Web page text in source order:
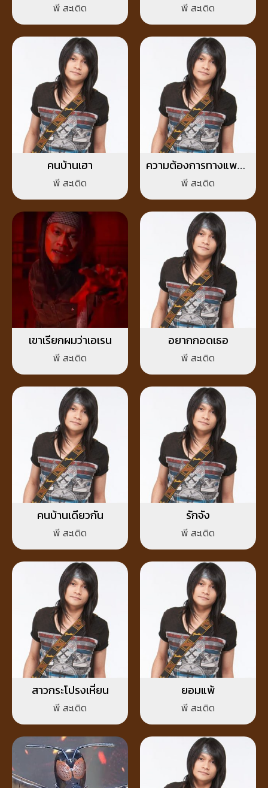
พี สะเดิด พี สะเดิด
คนบ้านเฮา
พี สะเดิด
ความต้องการทางแพทย์
สูง
พี สะเดิด
เขาเรียกผมว่าเอเรน
พี สะเดิด
อยากกอดเธอ
พี สะเดิด
คนบ้านเดียวกัน
พี สะเดิด
รักจัง
พี สะเดิด
สาวกระโปรงเหี่ยน
พี สะเดิด
ยอมแพ้
พี สะเดิด